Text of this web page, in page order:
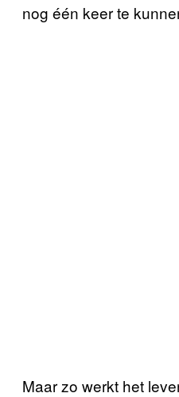
nog één keer te
Maar zo werkt het